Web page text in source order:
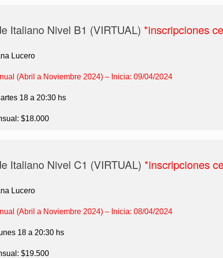
Italiano Nivel B1 (VIRTUAL) *inscripciones
Lucero
(Abril a Noviembre 2024) – Inicia: 09/04/2024
18 a 20:30 hs
$18.000
Italiano Nivel C1 (VIRTUAL) *inscripciones
Lucero
(Abril a Noviembre 2024) – Inicia: 08/04/2024
18 a 20:30 hs
$19.500